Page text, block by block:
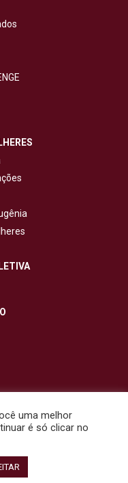
de Sindicatos de
Design por
uma melhor
é só clicar no